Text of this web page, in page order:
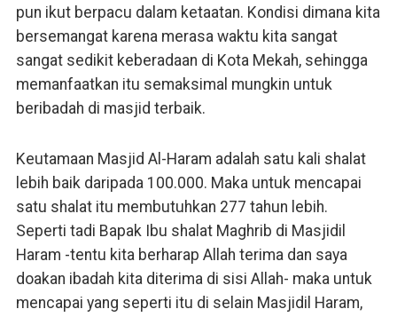
pun ikut berpacu dalam ketaatan. Kondisi dimana kita
bersemangat karena merasa waktu kita sangat
sangat sedikit keberadaan di Kota Mekah, sehingga
memanfaatkan itu semaksimal mungkin untuk
beribadah di masjid terbaik.
Keutamaan Masjid Al-Haram adalah satu kali shalat
lebih baik daripada 100.000. Maka untuk mencapai
satu shalat itu membutuhkan 277 tahun lebih.
Seperti tadi Bapak Ibu shalat Maghrib di Masjidil
Haram -tentu kita berharap Allah terima dan saya
doakan ibadah kita diterima di sisi Allah- maka untuk
mencapai yang seperti itu di selain Masjidil Haram,